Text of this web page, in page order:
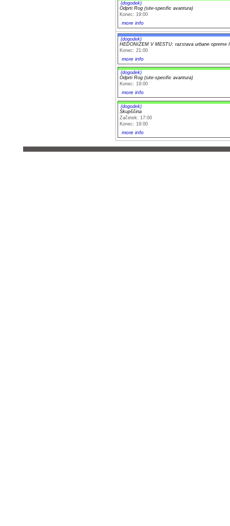
(dogodek)
Odprti Rog (site-specific avantura)
Konec: 19:00
more info
(dogodek)
HEDONIZEM V MESTU: razstava urbane opreme
Konec: 21:00
more info
(dogodek)
Odprti Rog (site-specific avantura)
Konec: 19:00
more info
(dogodek)
Skupščina
Začetek: 17:00
Konec: 19:00
more info